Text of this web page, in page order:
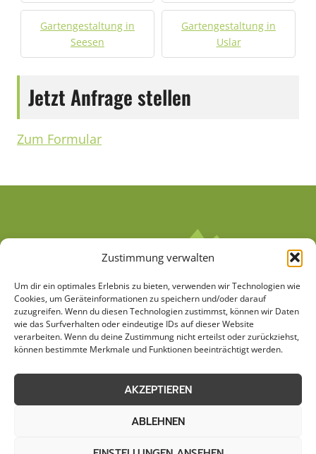
Zustimmung verwalten
Um dir ein optimales Erlebnis zu bieten, verwenden wir Technologien wie
Cookies, um Geräteinformationen zu speichern und/oder darauf
zuzugreifen. Wenn du diesen Technologien zustimmst, können wir Daten
wie das Surfverhalten oder eindeutige IDs auf dieser Website
verarbeiten. Wenn du deine Zustimmung nicht erteilst oder zurückziehst,
können bestimmte Merkmale und Funktionen beeinträchtigt werden.
AKZEPTIEREN
ABLEHNEN
Gartengestaltung in
Seesen
Gartengestaltung in
Uslar
Jetzt Anfrage stellen
Zum Formular
AGB
Datenschutzerklärung
Cookie-Richtlinie (EU)
Kontakt
Impressum
Sitemap